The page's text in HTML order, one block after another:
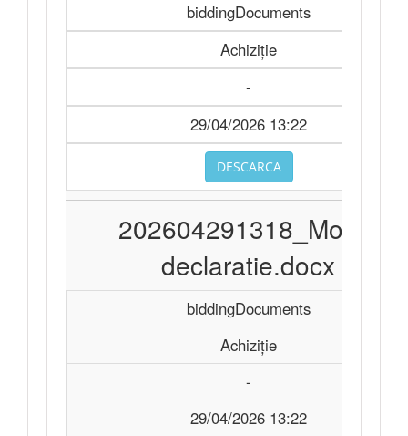
biddingDocuments
Achiziție
-
29/04/2026 13:22
DESCARCA
202604291318_Model
declaratie.docx
biddingDocuments
Achiziție
-
29/04/2026 13:22